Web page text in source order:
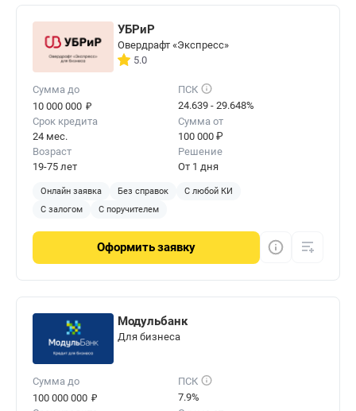
УБРиР
Овердрафт «Экспресс»
5.0
Сумма до
10 000 000 ₽
ПСК
24.639 - 29.648%
Срок кредита
24 мес.
Сумма от
100 000 ₽
Возраст
19-75 лет
Решение
От 1 дня
Онлайн заявка Без справок
С любой КИ
С залогом
С поручителем
Оформитьзаявку
Модульбанк
Для бизнеса
Сумма до
100 000 000 ₽
ПСК
7.9%